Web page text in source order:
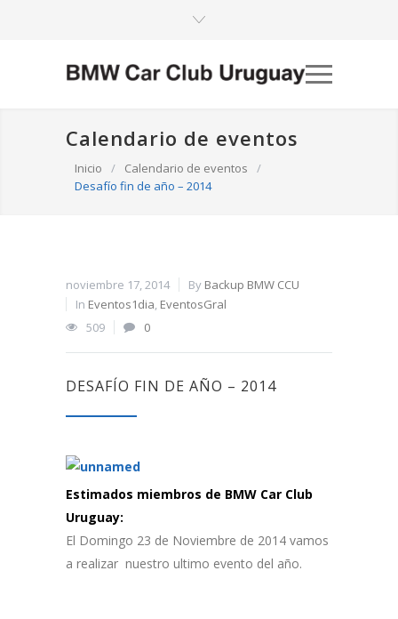
Calendario de eventos
Inicio / Calendario de eventos
/
Desafío fin de año – 2014
noviembre 17, 2014 By Backup BMW CCU
In Eventos1dia, EventosGral
509
0
DESAFÍO FIN DE AÑO – 2014
Estimados miembros de BMW Car Club
Uruguay:
El Domingo 23 de Noviembre de 2014 vamos
a realizar nuestro ultimo evento del año.